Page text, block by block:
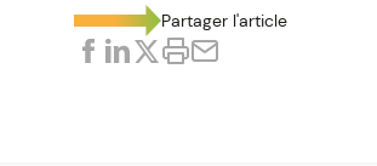
Partager l'article